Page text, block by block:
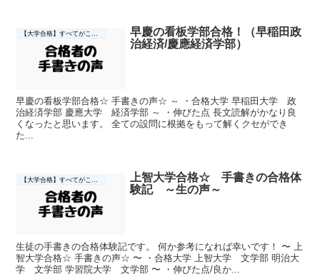
【大学合格】すべてがここに☆
早慶の看板学部合格！（早稲田政
治経済/慶應経済学部）
早慶の看板学部合格☆ 手書きの声☆ ～ ・合格大学 早稲田大学 政
治経済学部 慶應大学 経済学部 ～ ・伸びた点 長文読解がかなり良
くなったと思います。 全ての設問に根拠をもって解くクセができ
た...
上智大学合格☆ 手書きの合格体
験記 ～生の声～
生徒の手書きの合格体験記です。 何か参考になれば幸いです！ 〜 上
智大学合格☆ 手書きの声☆ 〜 ・合格大学 上智大学 文学部 明治大
学 文学部 学習院大学 文学部 〜 ・伸びた点/良か...